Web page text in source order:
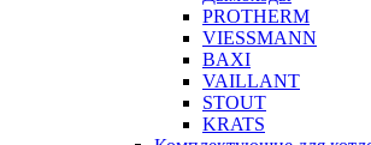
PROTHERM
VIESSMANN
BAXI
VAILLANT
STOUT
KRATS